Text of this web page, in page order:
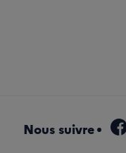
Nous suivre